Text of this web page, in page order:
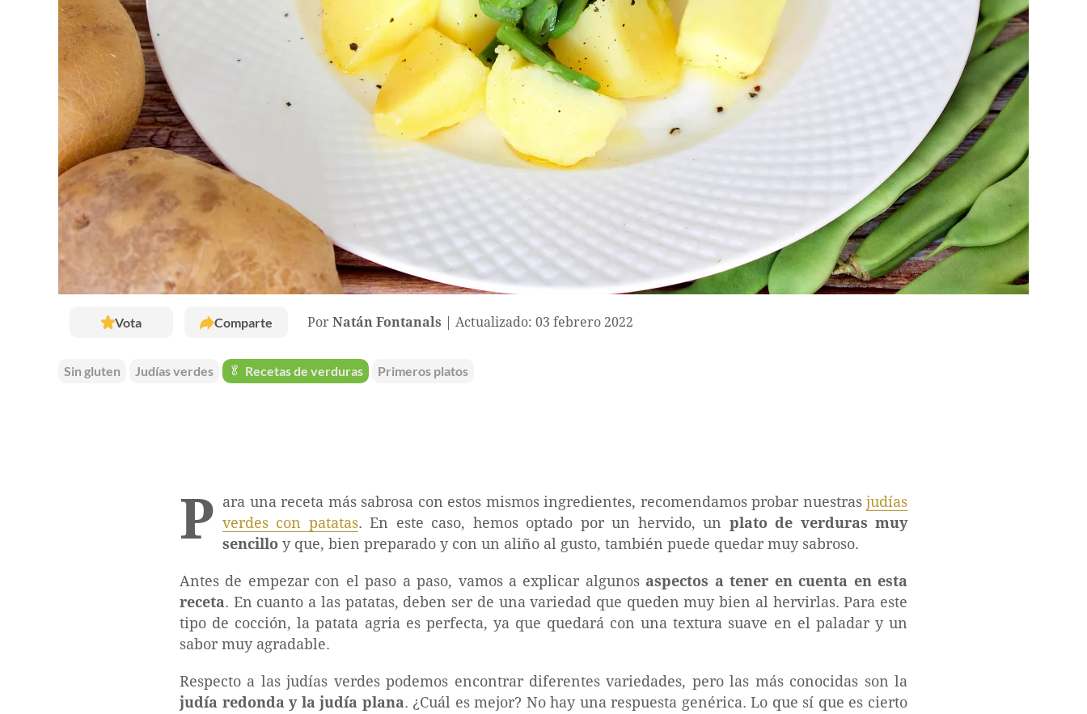
Vota Comparte Por Natán Fontanals Actualizado: 03 febrero 2022
Sin gluten Judías verdes 🥬 Recetas de verduras Primeros platos
P ara una receta más sabrosa con estos mismos ingredientes, recomendamos probar nuestras judías
verdes con patatas. En este caso, hemos optado por un hervido, un plato de verduras muy
sencillo y que, bien preparado y con un aliño al gusto, también puede quedar muy sabroso.
Antes de empezar con el paso a paso, vamos a explicar algunos aspectos a tener en cuenta en esta
receta. En cuanto a las patatas, deben ser de una variedad que queden muy bien al hervirlas. Para este
tipo de cocción, la patata agria es perfecta, ya que quedará con una textura suave en el paladar y un
sabor muy agradable.
Respecto a las judías verdes podemos encontrar diferentes variedades, pero las más conocidas son la
judía redonda y la judía plana. ¿Cuál es mejor? No hay una respuesta genérica. Lo que sí que es cierto